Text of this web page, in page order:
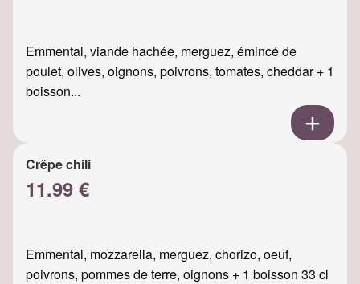
Emmental, viande hachée, merguez, émincé de
poulet, olives, oignons, poivrons, tomates, cheddar + 1
boisson...
Crêpe chili
11.99 €
Emmental, mozzarella, merguez, chorizo, oeuf,
poivrons, pommes de terre, oignons + 1 boisson 33 cl